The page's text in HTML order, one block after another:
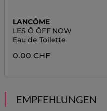
LANCÔME
LES Ô ÔFF NOW
Eau de Toilette
0.00 CHF
EMPFEHLUNGEN